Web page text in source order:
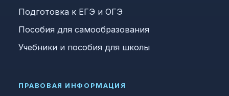
Подготовка к ЕГЭ и ОГЭ
Пособия для самообразования
Учебники и пособия для школы
ПРАВОВАЯ ИНФОРМАЦИЯ